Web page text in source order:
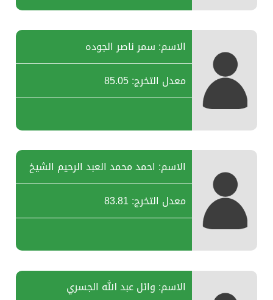
الاسم: سمر ناصر الجوده
معدل التخرج: 85.05
الاسم: احمد محمد العبد الرحيم الشيخ
معدل التخرج: 83.81
الاسم: وائل عبد الله الجسري